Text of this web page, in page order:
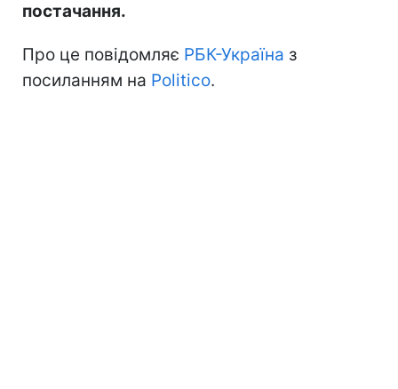
постачання.
Про це повідомляє РБК-Україна з
посиланням на Politico.